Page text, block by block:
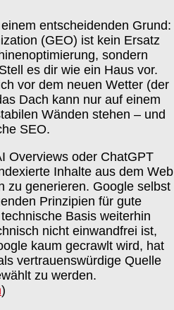
entscheidenden Grund:
(GEO) ist kein Ersatz
sondern
es dir wie ein Haus vor.
vor dem neuen Wetter (der
Dach kann nur auf einem
Wänden stehen – und
SEO.
Overviews oder ChatGPT
Inhalte aus dem Web
zu generieren. Google selbst
Prinzipien für gute
Basis weiterhin
nicht einwandfrei ist,
kaum gecrawlt wird, hat
vertrauenswürdige Quelle
zu werden.
)